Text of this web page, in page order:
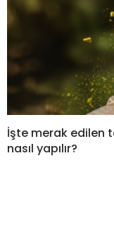
İşte merak edilen
nasıl yapılır?